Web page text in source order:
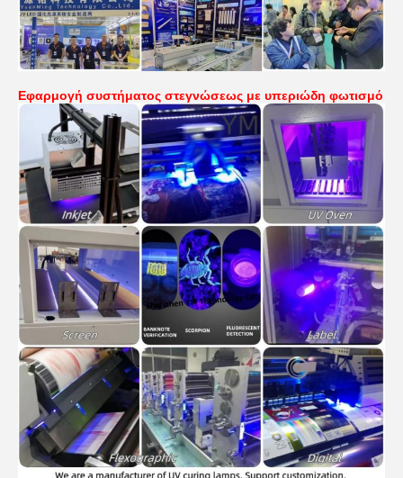
Εφαρμογή συστήματος στεγνώσεως με υπεριώδη φωτισμό